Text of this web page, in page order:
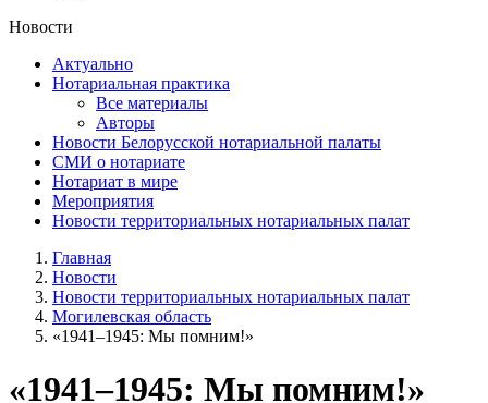
Новости
Актуально
Нотариальная практика
Все материалы
Авторы
Новости Белорусской нотариальной палаты
СМИ о нотариате
Нотариат в мире
Мероприятия
Новости территориальных нотариальных палат
Главная
Новости
Новости территориальных нотариальных палат
Могилевская область
«1941–1945: Мы помним!»
«1941–1945: Мы помним!»